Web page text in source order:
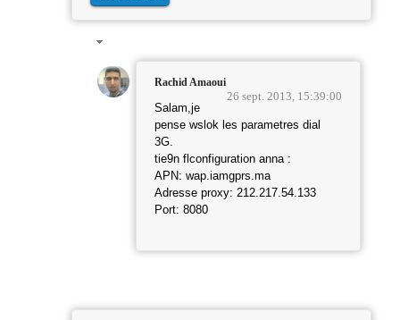
Rachid Amaoui
26 sept. 2013, 15:39:00
Salam,je
pense wslok les parametres dial
3G.
tie9n flconfiguration anna :
APN: wap.iamgprs.ma
Adresse proxy: 212.217.54.133
Port: 8080